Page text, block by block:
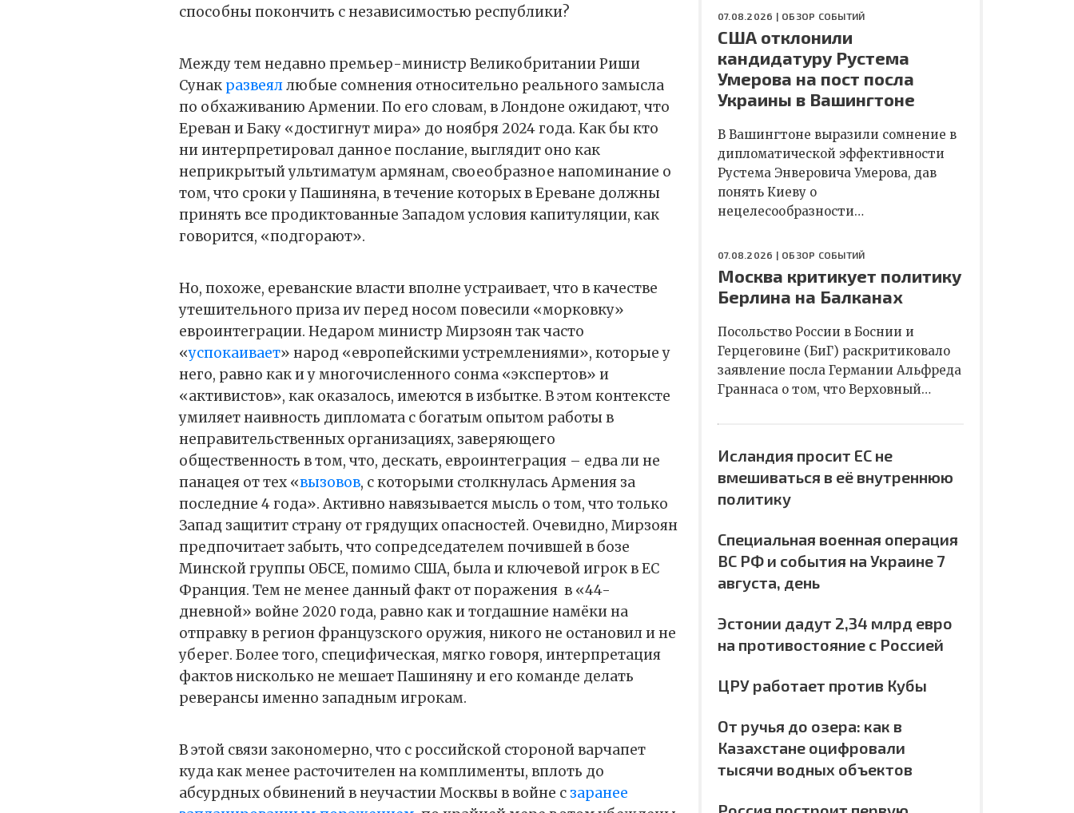
способны покончить с независимостью республики?
Между тем недавно премьер-министр Великобритании Риши
Сунак развеяллюбые сомнения относительно реального замысла
по обхаживанию Армении. По его словам, в Лондоне ожидают, что
Ереван и Баку «достигнут мира» до ноября 2024 года. Как бы кто
ни интерпретировал данное послание, выглядит оно как
неприкрытый ультиматум армянам, своеобразное напоминание о
том, что сроки у Пашиняна, в течение которых в Ереване должны
принять все продиктованные Западом условия капитуляции, как
говорится, «подгорают».
Но, похоже, ереванские власти вполне устраивает, что в качестве
утешительного приза иv перед носом повесили «морковку»
евроинтеграции. Недаром министр Мирзоян так часто
«успокаивает» народ «европейскими устремлениями», которые у
него, равно как и у многочисленного сонма «экспертов» и
«активистов», как оказалось, имеются в избытке. В этом контексте
умиляет наивность дипломата с богатым опытом работы в
неправительственных организациях, заверяющего
общественность в том, что, дескать, евроинтеграция – едва ли не
панацея от тех «вызовов, с которыми столкнулась Армения за
последние 4 года». Активно навязывается мысль о том, что только
Запад защитит страну от грядущих опасностей. Очевидно, Мирзоян
предпочитает забыть, что сопредседателем почившей в бозе
Минской группы ОБСЕ, помимо США, была и ключевой игрок в ЕС
Франция. Тем не менее данный факт от поражения в «44-
дневной» войне 2020 года, равно как и тогдашние намёки на
отправку в регион французского оружия, никого не остановил и не
уберег. Более того, специфическая, мягко говоря, интерпретация
фактов нисколько не мешает Пашиняну и его команде делать
реверансы именно западным игрокам.
В этой связи закономерно, что с российской стороной варчапет
куда как менее расточителен на комплименты, вплоть до
абсурдных обвинений в неучастии Москвы в войне с заранее
07.08.2026 | ОБЗОР СОБЫТИЙ
США отклонили
кандидатуру Рустема
Умерова на пост посла
Украины в Вашингтоне
В Вашингтоне выразили сомнение в
дипломатической эффективности
Рустема Энверовича Умерова, дав
понять Киеву о
нецелесообразности…
07.08.2026 | ОБЗОР СОБЫТИЙ
Москва критикует политику
Берлина на Балканах
Посольство России в Боснии и
Герцеговине (БиГ) раскритиковало
заявление посла Германии Альфреда
Граннаса о том, что Верховный…
Исландия просит ЕС не
вмешиваться в её внутреннюю
политику
Специальная военная операция
ВС РФ и события на Украине 7
августа, день
Эстонии дадут 2,34 млрд евро
на противостояние с Россией
ЦРУ работает против Кубы
От ручья до озера: как в
Казахстане оцифровали
тысячи водных объектов